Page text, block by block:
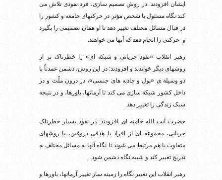
ایشان افزودند: در روش تصمیم سازی، فرد نفوذی تلاش می
کند نگاه مسئول یا شخص مؤثر در حرکتهای جامعه و کشور را
در قبال مسائل مختلف تغییر دهد تا او همان تصمیمی را بگیرد
و حرکتی را انجام دهد که آنها می خواهند.
رهبر انقلاب «نفوذ جریانی و شبکه ای» را خطرناک تر از
روشهای دیگر خواندند و افزودند: در این روش، دشمن عمدتاً با
دو وسیله ی «پول و جاذبه های جنسی»، در درون ملّت و در
داخل کشور شبکه سازی می کند تا آرمانها، باورها، و در نتیجه
سبک زندگی را تغییر دهد.
حضرت آیت الله خامنه ای افزودند: در نفوذ بسیار خطرناک
جریانی، مجموعه ای از افراد با هدفی دروغین، با روشهای
متفاوت با هم مرتبط می شوند تا نگاه آنها به مسائل مختلف به
تدریج تغییر کند و شبیه نگاه دشمن شود.
رهبر انقلاب این تغییر نگاه را زمینه ساز تغییر آرمانها، باورها و